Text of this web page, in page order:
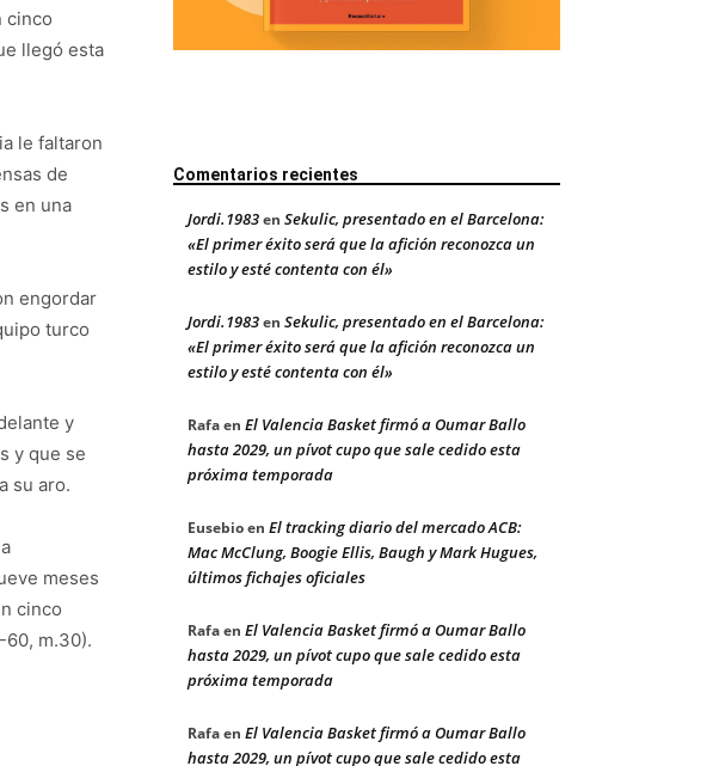
cinco
llegó esta
le faltaron
de
en una
engordar
turco
y
y que se
su aro.
meses
cinco
60, m.30).
Comentarios recientes
Jordi.1983en Sekulic, presentado en el Barcelona:
«El primer éxito será que la afición reconozca un
estilo y esté contenta con él»
Jordi.1983en Sekulic, presentado en el Barcelona:
«El primer éxito será que la afición reconozca un
estilo y esté contenta con él»
Rafaen El Valencia Basket firmó a Oumar Ballo
hasta 2029, un pívot cupo que sale cedido esta
próxima temporada
Eusebioen El tracking diario del mercado ACB:
Mac McClung, Boogie Ellis, Baugh y Mark Hugues,
últimos fichajes oficiales
Rafaen El Valencia Basket firmó a Oumar Ballo
hasta 2029, un pívot cupo que sale cedido esta
próxima temporada
Rafaen El Valencia Basket firmó a Oumar Ballo
hasta 2029, un pívot cupo que sale cedido esta